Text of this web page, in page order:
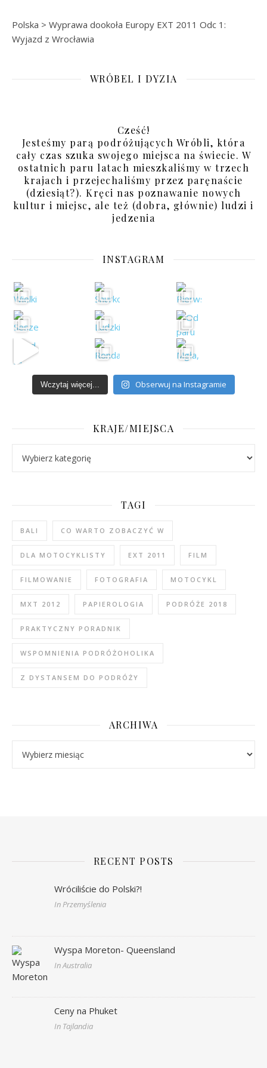
Polska > Wyprawa dookoła Europy EXT 2011 Odc 1:
Wyjazd z Wrocławia
WRÓBEL I DYZIA
Cześć!
Jesteśmy parą podróżujących Wróbli, która
cały czas szuka swojego miejsca na świecie. W
ostatnich paru latach mieszkaliśmy w trzech
krajach i przejechaliśmy przez paręnaście
(dziesiąt?). Kręci nas poznawanie nowych
kultur i miejsc, ale też (dobra, głównie) ludzi i
jedzenia
INSTAGRAM
Wczytaj więcej... Obserwuj na Instagramie
KRAJE/MIEJSCA
TAGI
BALI CO WARTO ZOBACZYĆ W
DLA MOTOCYKLISTY EXT 2011 FILM
FILMOWANIE FOTOGRAFIA MOTOCYKL
MXT 2012 PAPIEROLOGIA PODRÓŻE 2018
PRAKTYCZNY PORADNIK
WSPOMNIENIA PODRÓŻOHOLIKA
Z DYSTANSEM DO PODRÓŻY
ARCHIWA
RECENT POSTS
Wróciliście do Polski?!
In Przemyślenia
Wyspa Moreton- Queensland
In Australia
Ceny na Phuket
In Tajlandia